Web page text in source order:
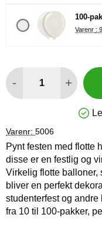
100-pak
- +
Varenr: 5006
Pynt festen med flotte
disse er en festlig og
Virkelig flotte balloner,
bliver en perfekt
studenterfest og
fra 10 til 100-pakker,